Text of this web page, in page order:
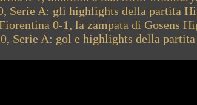
Serie A: gli highlights della partita
0-1, la zampata di Gosens
Serie A: gol e highlights della partita